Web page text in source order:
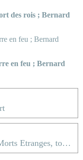
des rois ; Bernard
en feu ; Bernard
Une Enquête du commissaire aux Morts Etranges, tome 3, Tuez qui vous voulez ; Olivier Barde-Cabuçon